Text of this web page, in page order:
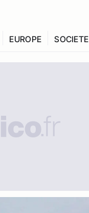
EUROPE SOCIETE